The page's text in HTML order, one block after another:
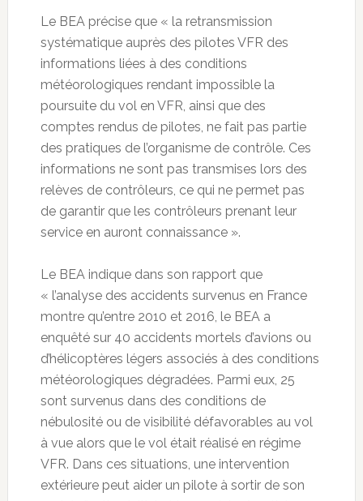
Le BEA précise que « la retransmission
systématique auprès des pilotes VFR des
informations liées à des conditions
météorologiques rendant impossible la
poursuite du vol en VFR, ainsi que des
comptes rendus de pilotes, ne fait pas partie
des pratiques de l’organisme de contrôle. Ces
informations ne sont pas transmises lors des
relèves de contrôleurs, ce qui ne permet pas
de garantir que les contrôleurs prenant leur
service en auront connaissance ».
Le BEA indique dans son rapport que
« l’analyse des accidents survenus en France
montre qu’entre 2010 et 2016, le BEA a
enquêté sur 40 accidents mortels d’avions ou
d’hélicoptères légers associés à des conditions
météorologiques dégradées. Parmi eux, 25
sont survenus dans des conditions de
nébulosité ou de visibilité défavorables au vol
à vue alors que le vol était réalisé en régime
VFR. Dans ces situations, une intervention
extérieure peut aider un pilote à sortir de son